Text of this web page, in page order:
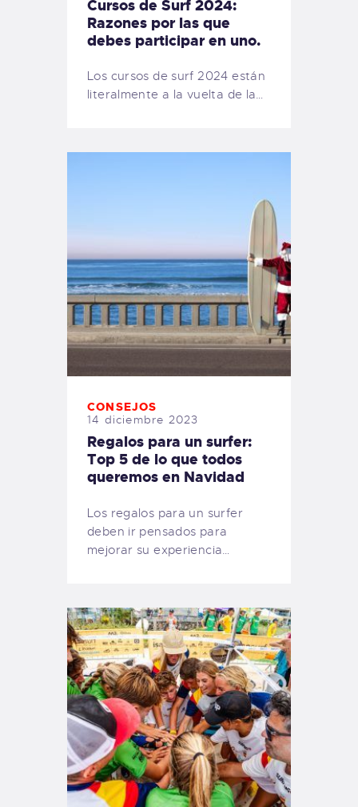
Cursos de Surf 2024:
Razones por las que
debes participar en uno.
Los cursos de surf 2024 están
literalmente a la vuelta de la…
CONSEJOS
14 diciembre 2023
Regalos para un surfer:
Top 5 de lo que todos
queremos en Navidad
Los regalos para un surfer
deben ir pensados para
mejorar su experiencia…